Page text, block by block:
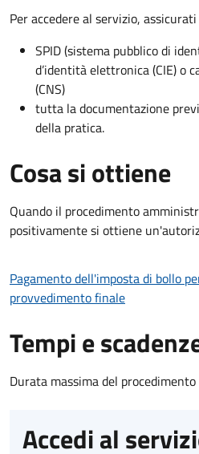
Per accedere al servizio,
SPID (sistema pubblico di
d’identità elettronica (CIE) o
(CNS)
tutta la documentazione
della pratica.
Cosa si ottiene
Quando il procedimento
positivamente si ottiene
Pagamento dell'imposta di bollo
provvedimento finale
Tempi e
Durata massima del
Accedi al